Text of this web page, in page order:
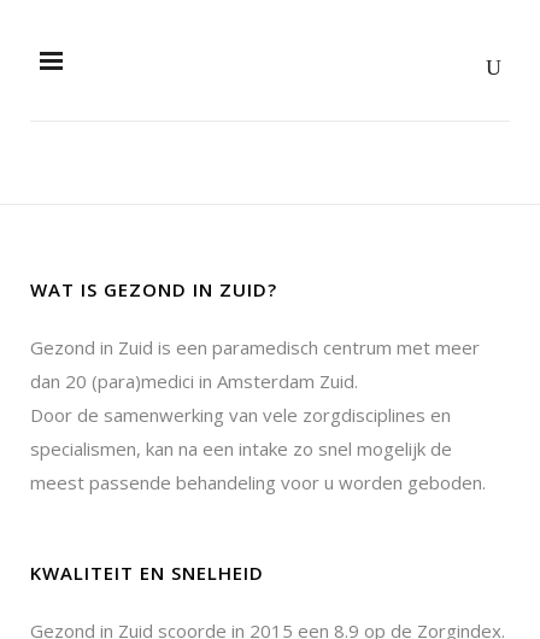
WAT IS GEZOND IN ZUID?
Gezond in Zuid is een paramedisch centrum met meer
dan 20 (para)medici in Amsterdam Zuid.
Door de samenwerking van vele zorgdisciplines en
specialismen, kan na een intake zo snel mogelijk de
meest passende behandeling voor u worden geboden.
KWALITEIT EN SNELHEID
Gezond in Zuid scoorde in 2015 een 8.9 op de Zorgindex.